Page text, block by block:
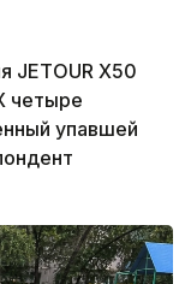
JETOUR X50
четыре
упавшей